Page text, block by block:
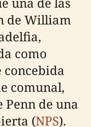
de William
como
concebida
comunal,
de una
(NPS).